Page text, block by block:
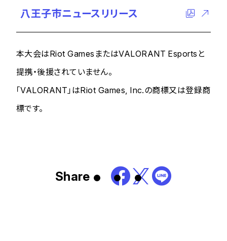
八王子市ニュースリリース
本大会はRiot GamesまたはVALORANT Esportsと
提携・後援されていません。
「VALORANT」はRiot Games, Inc.の商標又は登録商
標です。
Share